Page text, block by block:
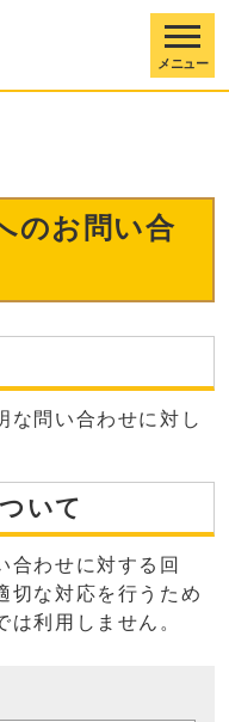
メニュー
のお問い合
な問い合わせに対し
いて
合わせに対する回
切な対応を行うため
は利用しません 。